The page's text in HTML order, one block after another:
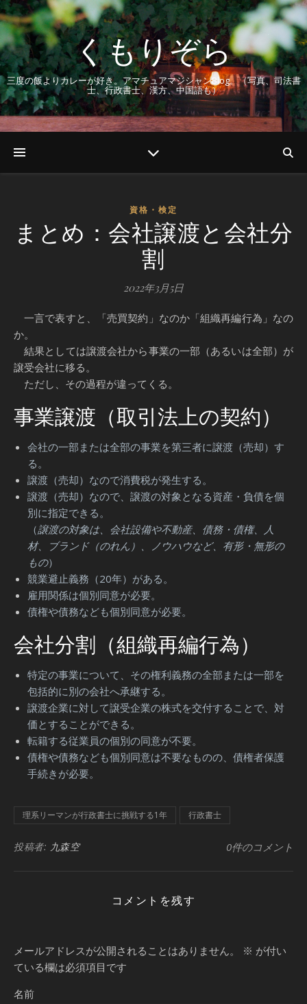
くもりぞら
三度の飯よりカレーが好き。アマチュアマジシャンBlog。（写真、司法書
士、行政書士、漢方、中国語も）
資格・検定
まとめ：会社譲渡と会社分
割
2022年3月5日
一言で表すと、「売買契約」なのか「組織再編行為」なの
か。
結果としては譲渡会社から事業の一部（あるいは全部）が
譲受会社に移る。
ただし、その過程が違ってくる。
事業譲渡（取引法上の契約）
会社の一部または全部の事業を第三者に譲渡（売却）す
る。
譲渡（売却）なので消費税が発生する。
譲渡（売却）なので、譲渡の対象となる資産・負債を個
別に指定できる。
（譲渡の対象は、会社設備や不動産、債務・債権、人
材、ブランド（のれん）、ノウハウなど、有形・無形の
もの）
競業避止義務（20年）がある。
雇用関係は個別同意が必要。
債権や債務なども個別同意が必要。
会社分割（組織再編行為）
特定の事業について、その権利義務の全部または一部を
包括的に別の会社へ承継する。
譲渡企業に対して譲受企業の株式を交付することで、対
価とすることができる。
転籍する従業員の個別の同意が不要。
債権や債務なども個別同意は不要なものの、債権者保護
手続きが必要。
理系リーマンが行政書士に挑戦する1年 行政書士
投稿者: 九森空 0件のコメント
コメントを残す
メールアドレスが公開されることはありません。 ※ が付い
ている欄は必須項目です
名前